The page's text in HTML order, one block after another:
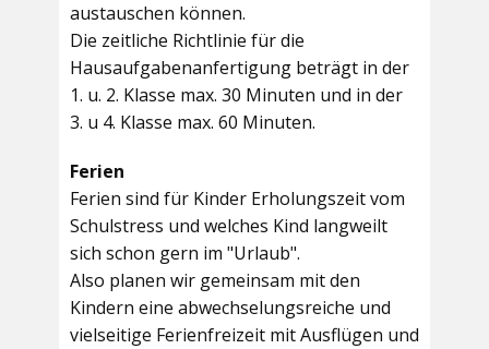
austauschen können.
Die zeitliche Richtlinie für die
Hausaufgabenanfertigung beträgt in der
1. u. 2. Klasse max. 30 Minuten und in der
3. u 4. Klasse max. 60 Minuten.
Ferien
Ferien sind für Kinder Erholungszeit vom
Schulstress und welches Kind langweilt
sich schon gern im "Urlaub".
Also planen wir gemeinsam mit den
Kindern eine abwechselungsreiche und
vielseitige Ferienfreizeit mit Ausflügen und